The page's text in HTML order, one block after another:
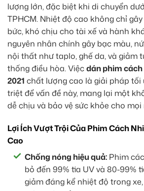
lượng lớn, đặc biệt khi di chuyển
TPHCM. Nhiệt độ cao không chỉ
bức, khó chịu cho tài xế và hành
nguyên nhân chính gây bạc màu,
nội thất như taplo, ghế da, và giảm
thống điều hòa. Việcdán phim
2021 chất lượng cao là giải pháp tối
triệt để vấn đề này, mang lại một
dễ chịu và bảo vệ sức khỏe cho
Lợi Ích Vượt Trội Của Phim Cách
Cao
Chống nóng hiệu quả: Phim
bỏ đến 99% tia UV và 80-99%
giảm đáng kể nhiệt độ trong